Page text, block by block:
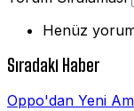
Henüz
Sıradaki Haber
Oppo'dan Yeni